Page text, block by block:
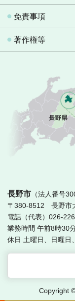
免責事項
著作権等
長野市 （法人番号
〒380-8512 長野市
電話（代表）026-
業務時間 午前8時30
休日 土曜日、日曜日
Copyright